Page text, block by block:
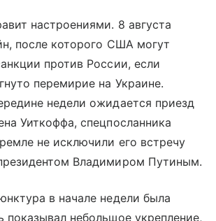
настроениями. 8 августа
после которого США могут
против России, если
перемирие на Украине.
недели ожидается приезд
Уиткоффа, спецпосланника
не исключили его встречу
Владимиром Путиным.
в начале недели была
небольшое укрепление,